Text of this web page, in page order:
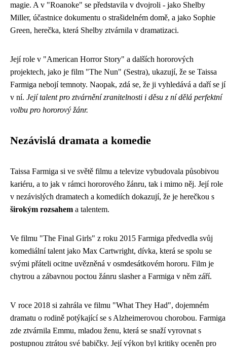
magie. A v "Roanoke" se představila v dvojroli - jako Shelby
Miller, účastnice dokumentu o strašidelném domě, a jako Sophie
Green, herečka, která Shelby ztvárnila v dramatizaci.
Její role v "American Horror Story" a dalších hororových
projektech, jako je film "The Nun" (Sestra), ukazují, že se Taissa
Farmiga nebojí temnoty. Naopak, zdá se, že ji vyhledává a daří se jí
v ní. Její talent pro ztvárnění zranitelnosti i děsu z ní dělá perfektní
volbu pro hororový žánr.
Nezávislá dramata a komedie
Taissa Farmiga si ve světě filmu a televize vybudovala působivou
kariéru, a to jak v rámci hororového žánru, tak i mimo něj. Její role
v nezávislých dramatech a komediích dokazují, že je herečkou s
širokým rozsahem a talentem.
Ve filmu "The Final Girls" z roku 2015 Farmiga předvedla svůj
komediální talent jako Max Cartwright, dívka, která se spolu se
svými přáteli ocitne uvězněná v osmdesátkovém hororu. Film je
chytrou a zábavnou poctou žánru slasher a Farmiga v něm září.
V roce 2018 si zahrála ve filmu "What They Had", dojemném
dramatu o rodině potýkající se s Alzheimerovou chorobou. Farmiga
zde ztvárnila Emmu, mladou ženu, která se snaží vyrovnat s
postupnou ztrátou své babičky. Její výkon byl kritiky oceněn pro